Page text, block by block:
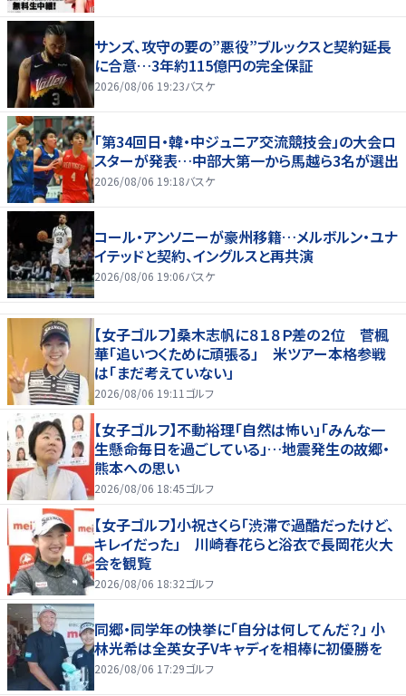
サンズ、攻守の要の”悪役”ブルックスと契約延長
に合意…3年約115億円の完全保証
2026/08/06 19:23バスケ
「第34回日・韓・中ジュニア交流競技会」の大会ロ
スターが発表…中部大第一から馬越ら3名が選出
2026/08/06 19:18バスケ
コール・アンソニーが豪州移籍…メルボルン・ユナ
イテッドと契約、イングルスと再共演
2026/08/06 19:06バスケ
【女子ゴルフ】桑木志帆に８１８Ｐ差の２位 菅楓
華「追いつくために頑張る」 米ツアー本格参戦
は「まだ考えていない」
2026/08/06 19:11 ゴルフ
【女子ゴルフ】不動裕理「自然は怖い」「みんな一
生懸命毎日を過ごしている」…地震発生の故郷・
熊本への思い
2026/08/06 18:45ゴルフ
【女子ゴルフ】小祝さくら「渋滞で過酷だったけど、
キレイだった」 川崎春花らと浴衣で長岡花火大
会を観覧
2026/08/06 18:32ゴルフ
同郷・同学年の快挙に「自分は何してんだ？」 小
林光希は全英女子Vキャディを相棒に初優勝を
2026/08/06 17:29ゴルフ